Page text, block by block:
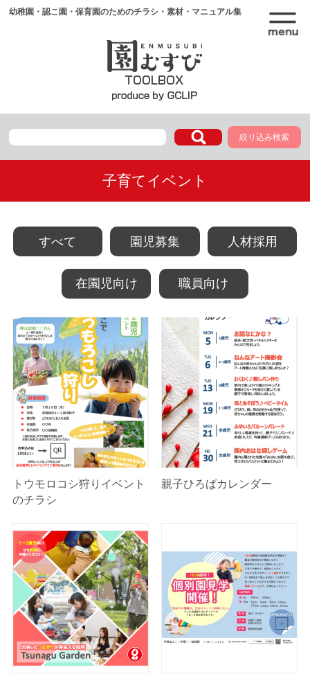
幼稚園・認こ園・保育園のためのチラシ・素材・マニュアル集
絞り込み検索
子育てイベント
すべて 園児募集 人材採用
在園児向け 職員向け
トウモロコシ狩りイベント
のチラシ
親子ひろばカレンダー